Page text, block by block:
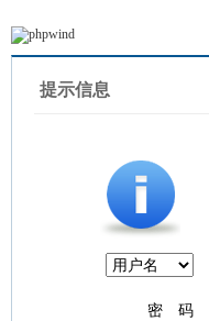
提示信息
密 码